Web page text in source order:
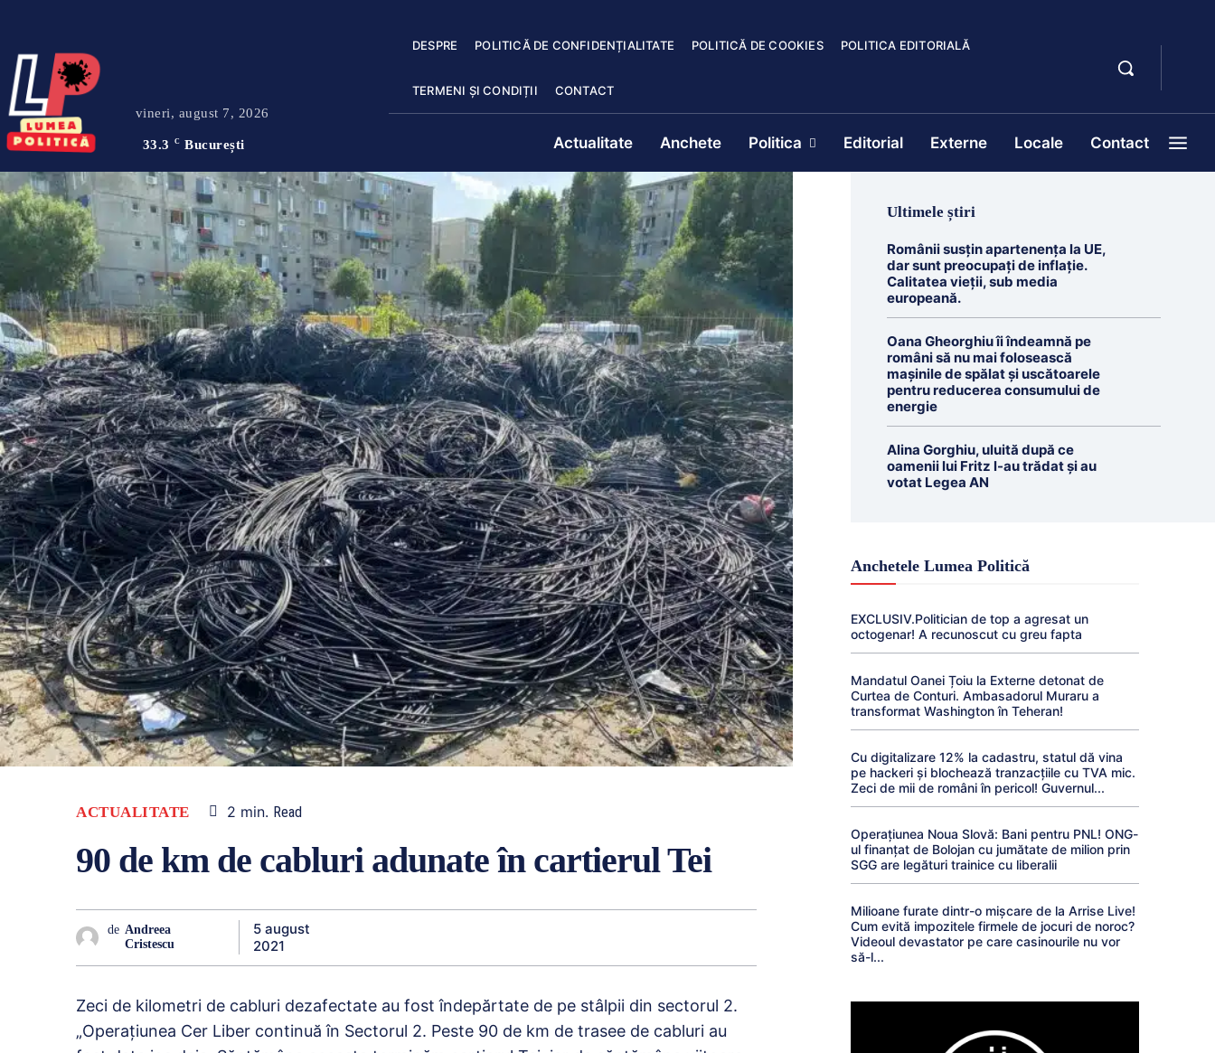
vineri, august 7, 2026
33.3 C București
DESPRE POLITICĂ DE CONFIDENȚIALITATE POLITICĂ DE COOKIES POLITICA EDITORIALĂ
TERMENI ȘI CONDIȚII CONTACT
Actualitate Anchete Politica Editorial Externe Locale Contact
ACTUALITATE 2 min. Read
90 de km de cabluri adunate în cartierul Tei
de Andreea
Cristescu
5 august
2021
Zeci de kilometri de cabluri dezafectate au fost îndepărtate de pe stâlpii din sectorul 2.
„Operațiunea Cer Liber continuă în Sectorul 2. Peste 90 de km de trasee de cabluri au
Ultimele știri
Românii susțin apartenența la UE,
dar sunt preocupați de inflație.
Calitatea vieții, sub media
europeană.
Oana Gheorghiu îi îndeamnă pe
români să nu mai folosească
mașinile de spălat și uscătoarele
pentru reducerea consumului de
energie
Alina Gorghiu, uluită după ce
oamenii lui Fritz l-au trădat şi au
votat Legea AN
Anchetele Lumea Politică
EXCLUSIV.Politician de top a agresat un
octogenar! A recunoscut cu greu fapta
Mandatul Oanei Țoiu la Externe detonat de
Curtea de Conturi. Ambasadorul Muraru a
transformat Washington în Teheran!
Cu digitalizare 12% la cadastru, statul dă vina
pe hackeri și blochează tranzacțiile cu TVA mic.
Zeci de mii de români în pericol! Guvernul...
Operațiunea Noua Slovă: Bani pentru PNL! ONG-
ul finanțat de Bolojan cu jumătate de milion prin
SGG are legături trainice cu liberalii
Milioane furate dintr-o mișcare de la Arrise Live!
Cum evită impozitele firmele de jocuri de noroc?
Videoul devastator pe care casinourile nu vor
să-l...